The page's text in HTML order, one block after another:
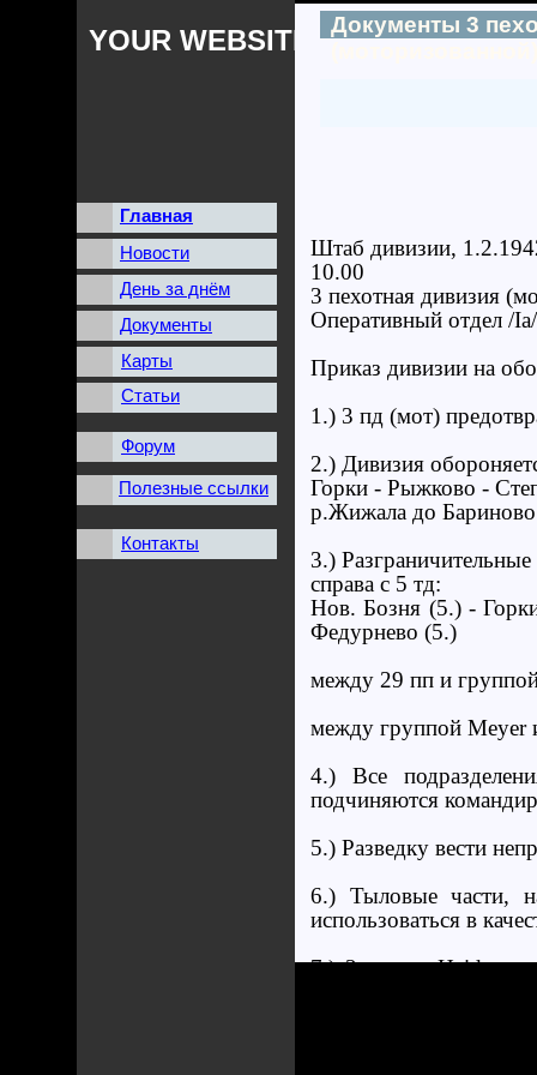
YOUR WEBSITES NAME
Главная
Новости
День за днём
Документы
Карты
Статьи
Форум
Полезные ссылки
Контакты
Документы 3
Штаб дивизии,
10.00
3 пехотная дивизия
Оперативный отдел /Ia/
Приказ дивизии на
1.) 3 пд (мот)
2.) Дивизия
Горки - Рыжково -
р.Жижала до
3.)
справа с 5 тд:
Нов. Бозня (5.) -
Федурнево (5.)
между 29 пп и
между группой
4.) Все
подчиняются
5.) Разведку вести
6.) Тыловые части,
использоваться в
7.) 3-я рота